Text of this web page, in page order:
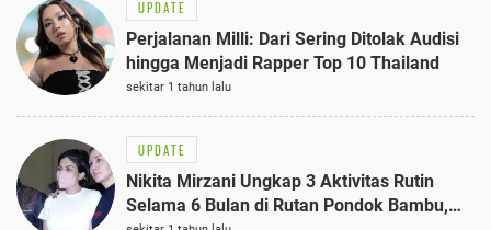
UPDATE
Perjalanan Milli: Dari Sering Ditolak Audisi
hingga Menjadi Rapper Top 10 Thailand
sekitar 1 tahun lalu
UPDATE
Nikita Mirzani Ungkap 3 Aktivitas Rutin
Selama 6 Bulan di Rutan Pondok Bambu,